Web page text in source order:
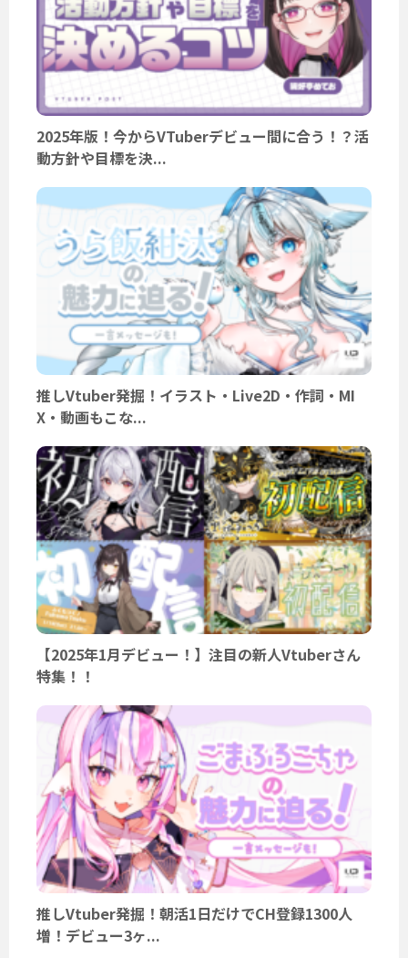
2025年版！今からVTuberデビュー間に合う！？活
動方針や目標を決...
推しVtuber発掘！イラスト・Live2D・作詞・MI
X・動画もこな...
【2025年1月デビュー！】注目の新人Vtuberさん
特集！！
推しVtuber発掘！朝活1日だけでCH登録1300人
増！デビュー3ヶ...